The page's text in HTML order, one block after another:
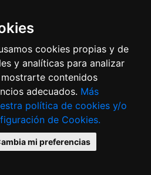
cookies propias y de
y analíticas para analizar
contenidos
adecuados. Más
política de cookies y/o
de Cookies.
mi preferencias